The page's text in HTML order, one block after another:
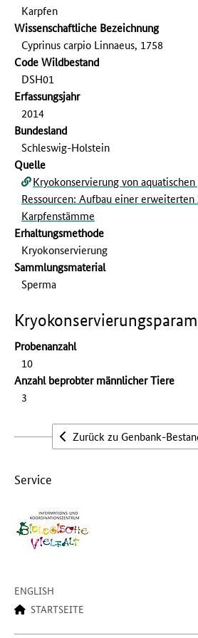
Karpfen
Wissenschaftliche Bezeichnung
Cyprinus carpio Linnaeus, 1758
Code Wildbestand
DSH01
Erfassungs­jahr
2014
Bundesland
Schleswig-Holstein
Quelle
Kryokonservierung von
Ressourcen: Aufbau einer
Karpfenstämme
Erhaltungsmethode
Kryokonservierung
Sammlungs­material
Sperma
Probenanzahl
10
Anzahl beprobter männlicher Tiere
3
Zurück zu Genbank-
Service
ENGLISH
STARTSEITE